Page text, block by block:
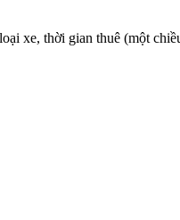
xe, thời gian thuê (một